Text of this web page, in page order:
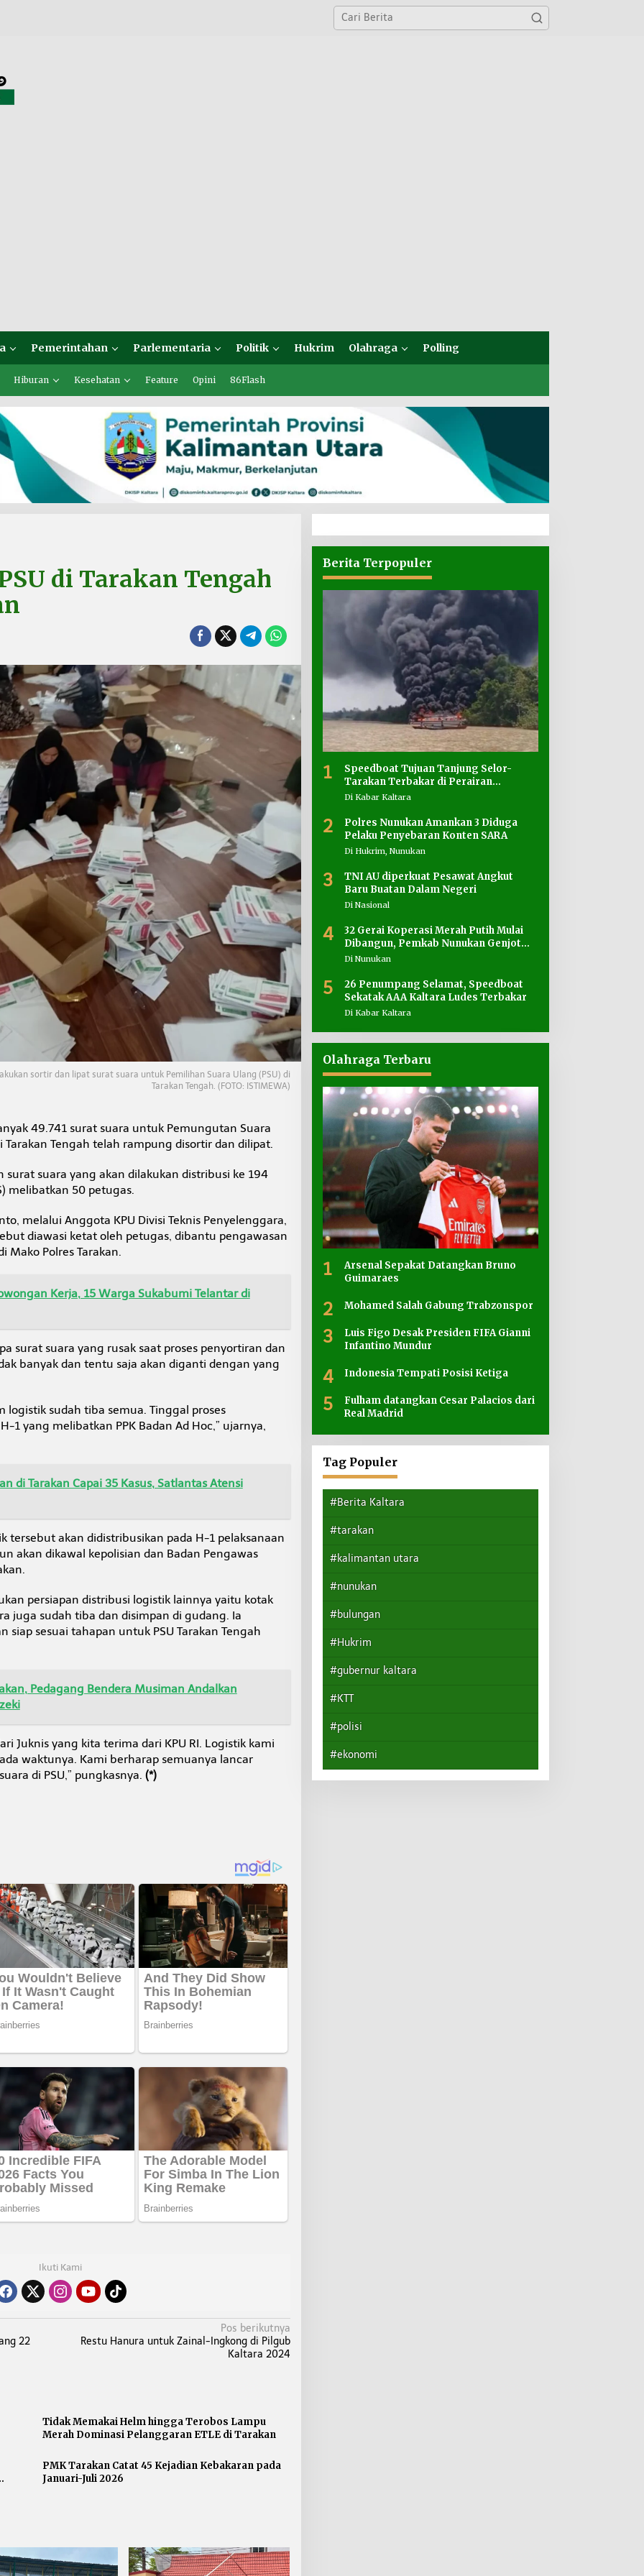
Pemerintahan Parlementaria Politik Hukrim Olahraga Polling
Hiburan Kesehatan Feature Opini 86Flash
di Tarakan Tengah
sortir dan lipat surat suara untuk Pemilihan Suara Ulang (PSU) di
Tarakan Tengah. (FOTO: ISTIMEWA)
49.741 surat suara untuk Pemungutan Suara
Tarakan Tengah telah rampung disortir dan dilipat.
surat suara yang akan dilakukan distribusi ke 194
melibatkan 50 petugas.
melalui Anggota KPU Divisi Teknis Penyelenggara,
diawasi ketat oleh petugas, dibantu pengawasan
Mako Polres Tarakan.
Kerja, 15 Warga Sukabumi Telantar di
surat suara yang rusak saat proses penyortiran dan
banyak dan tentu saja akan diganti dengan yang
logistik sudah tiba semua. Tinggal proses
1 yang melibatkan PPK Badan Ad Hoc,” ujarnya,
di Tarakan Capai 35 Kasus, Satlantas Atensi
tersebut akan didistribusikan pada H-1 pelaksanaan
akan dikawal kepolisian dan Badan Pengawas
persiapan distribusi logistik lainnya yaitu kotak
juga sudah tiba dan disimpan di gudang. Ia
siap sesuai tahapan untuk PSU Tarakan Tengah
Pedagang Bendera Musiman Andalkan
Juknis yang kita terima dari KPU RI. Logistik kami
waktunya. Kami berharap semuanya lancar
di PSU,” pungkasnya. (*)
Ikuti Kami
22
Pos berikutnya
Restu Hanura untuk Zainal-Ingkong di Pilgub
Kaltara 2024
Tidak Memakai Helm hingga Terobos Lampu
Merah Dominasi Pelanggaran ETLE di Tarakan
PMK Tarakan Catat 45 Kejadian Kebakaran pada
Januari-Juli 2026
Berita Terpopuler
1
Speedboat Tujuan Tanjung Selor-
Tarakan Terbakar di Perairan
Salimbatu
Di Kabar Kaltara
2
Polres Nunukan Amankan 3 Diduga
Pelaku Penyebaran Konten SARA
Di Hukrim, Nunukan
3
TNI AU diperkuat Pesawat Angkut
Baru Buatan Dalam Negeri
Di Nasional
4
32 Gerai Koperasi Merah Putih Mulai
Dibangun, Pemkab Nunukan Genjot
Penyediaan Lahan
Di Nunukan
5
26 Penumpang Selamat, Speedboat
Sekatak AAA Kaltara Ludes Terbakar
Di Kabar Kaltara
Olahraga Terbaru
1
Arsenal Sepakat Datangkan Bruno
Guimaraes
2 Mohamed Salah Gabung Trabzonspor
3
Luis Figo Desak Presiden FIFA Gianni
Infantino Mundur
4 Indonesia Tempati Posisi Ketiga
5
Fulham datangkan Cesar Palacios dari
Real Madrid
Tag Populer
#Berita Kaltara
#tarakan
#kalimantan utara
#nunukan
#bulungan
#Hukrim
#gubernur kaltara
#KTT
#polisi
#ekonomi